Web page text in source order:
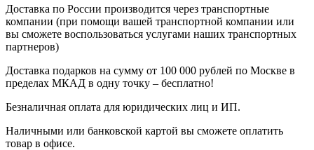
Доставка по России производится через транспортные
компании (при помощи вашей транспортной компании или
вы сможете воспользоваться услугами наших транспортных
партнеров)
Доставка подарков на сумму от 100 000 рублей по Москве в
пределах МКАД в одну точку – бесплатно!
Безналичная оплата для юридических лиц и ИП.
Наличными или банковской картой вы сможете оплатить
товар в офисе.